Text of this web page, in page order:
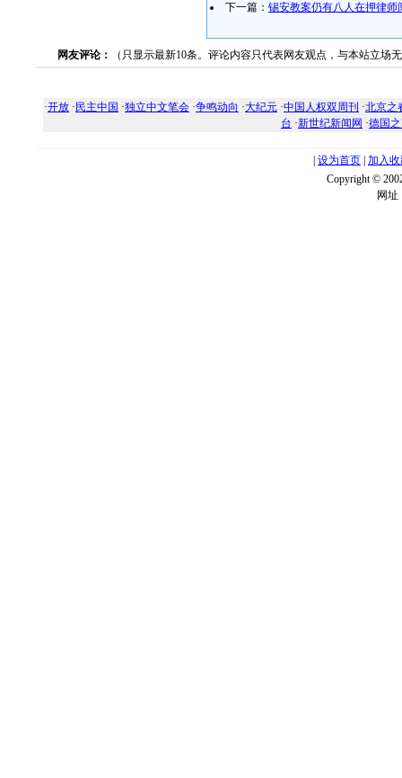
下一篇： 锡安教案仍有八人在押律师
网友评论： （只显示最新10条。评论内容只代表网友观点，与本站立场
·开放 · 民主中国 ·独立中文笔会 ·争鸣动向 ·大纪元 ·中国人权双周刊 ·北京之
台 ·新世纪新闻网 ·德国
设为首页 加入
Copyright ©
网址